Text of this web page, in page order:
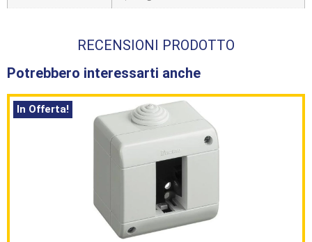
RECENSIONI PRODOTTO
Potrebbero interessarti anche
In Offerta!